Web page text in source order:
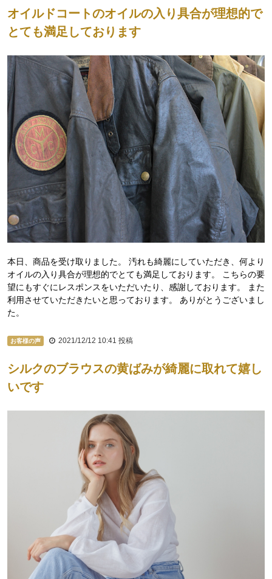
オイルドコートのオイルの入り具合が理想的で
とても満足しております
本日、商品を受け取りました。 汚れも綺麗にしていただき、何より
オイルの入り具合が理想的でとても満足しております。 こちらの要
望にもすぐにレスポンスをいただいたり、感謝しております。 また
利用させていただきたいと思っております。 ありがとうございまし
た。
お客様の声 2021/12/12 10:41 投稿
シルクのブラウスの黄ばみが綺麗に取れて嬉し
いです